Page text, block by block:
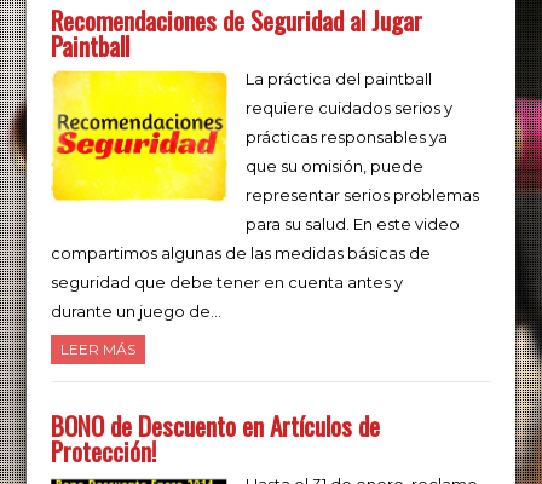
Recomendaciones de Seguridad al Jugar
Paintball
La práctica del paintball
requiere cuidados serios y
prácticas responsables ya
que su omisión, puede
representar serios problemas
para su salud. En este video
compartimos algunas de las medidas básicas de
seguridad que debe tener en cuenta antes y
durante un juego de…
LEER MÁS
BONO de Descuento en Artículos de
Protección!